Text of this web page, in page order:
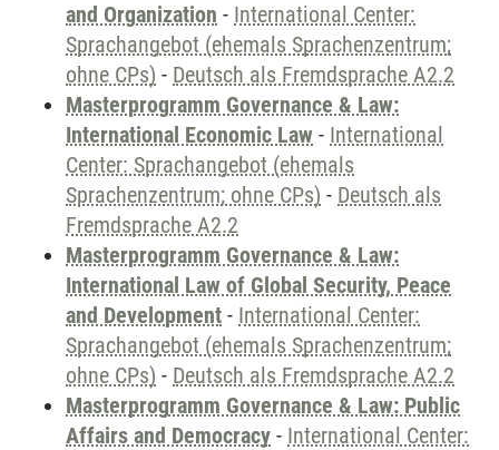
and Organization - International Center:
Sprachangebot (ehemals Sprachenzentrum;
ohne CPs) - Deutsch als Fremdsprache A2.2
Masterprogramm Governance & Law:
International Economic Law - International
Center: Sprachangebot (ehemals
Sprachenzentrum; ohne CPs) - Deutsch als
Fremdsprache A2.2
Masterprogramm Governance & Law:
International Law of Global Security, Peace
and Development - International Center:
Sprachangebot (ehemals Sprachenzentrum;
ohne CPs) - Deutsch als Fremdsprache A2.2
Masterprogramm Governance & Law: Public
Affairs and Democracy - International Center: